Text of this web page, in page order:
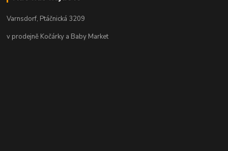
Varnsdorf, Ptáčnická 3209
v prodejně Kočárky a Baby Market